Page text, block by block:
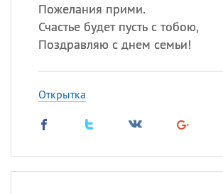
Пожелания прими.
Счастье будет пусть с тобою,
Поздравляю с днем семьи!
Открытка